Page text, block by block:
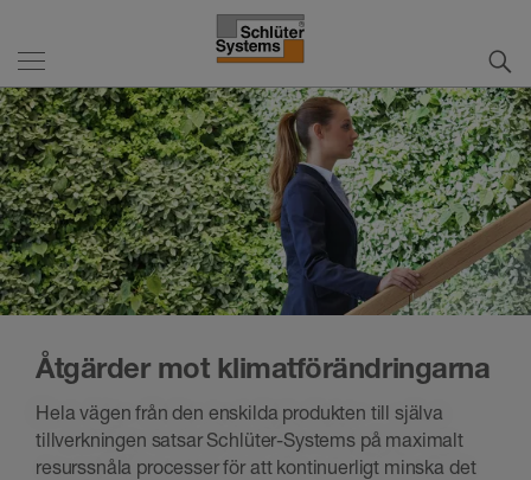
Åtgärder mot klimatförändringarna
Hela vägen från den enskilda produkten till själva
tillverkningen satsar Schlüter-Systems på maximalt
resurssnåla processer för att kontinuerligt minska det